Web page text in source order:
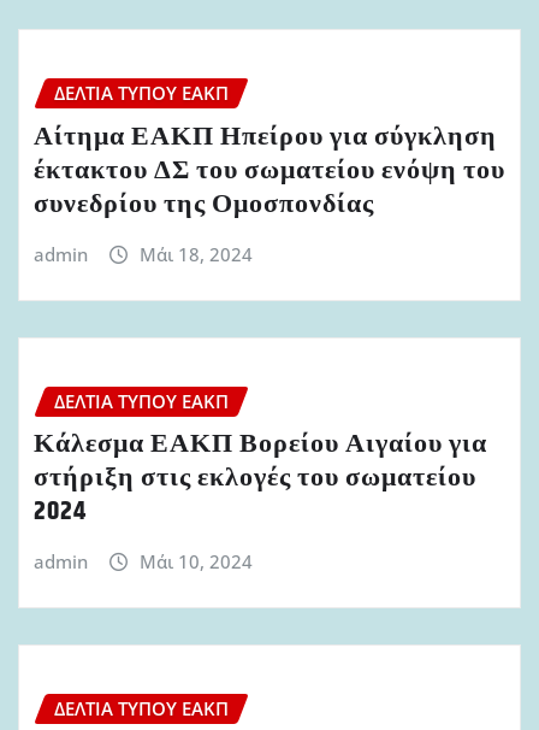
ΔΕΛΤΊΑ ΤΎΠΟΥ ΕΑΚΠ
Αίτημα ΕΑΚΠ Ηπείρου για σύγκληση
έκτακτου ΔΣ του σωματείου ενόψη του
συνεδρίου της Ομοσπονδίας
admin Μάι 18, 2024
ΔΕΛΤΊΑ ΤΎΠΟΥ ΕΑΚΠ
Κάλεσμα ΕΑΚΠ Βορείου Αιγαίου για
στήριξη στις εκλογές του σωματείου
2024
admin Μάι 10, 2024
ΔΕΛΤΊΑ ΤΎΠΟΥ ΕΑΚΠ